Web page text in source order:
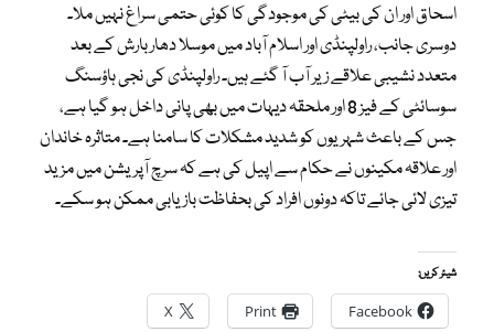
اسحاق اور ان کی بیٹی کی موجودگی کا کوئی حتمی سراغ نہیں ملا۔
دوسری جانب، راولپنڈی اور اسلام آباد میں موسلا دھار بارش کے بعد
متعدد نشیبی علاقے زیر آب آ گئے ہیں۔ راولپنڈی کی نجی ہاؤسنگ
سوسائٹی کے فیز 8 اور ملحقہ دیہات میں بھی پانی داخل ہو گیا ہے،
جس کے باعث شہریوں کو شدید مشکلات کا سامنا ہے۔ متاثرہ خاندان
اور علاقہ مکینوں نے حکام سے اپیل کی ہے کہ سرچ آپریشن میں مزید
تیزی لائی جائے تاکہ دونوں افراد کی بحفاظت بازیابی ممکن ہو سکے۔
شیئر کریں:
Facebook
Print
X